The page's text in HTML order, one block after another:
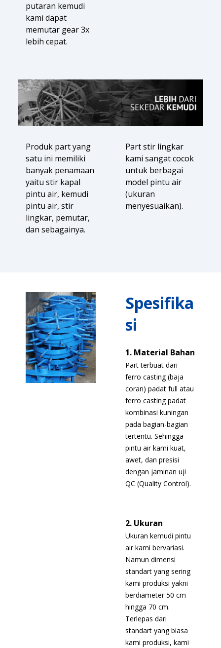
putaran kemudi
kami dapat
memutar gear 3x
lebih cepat.
Produk part yang
satu ini memiliki
banyak penamaan
yaitu stir kapal
pintu air, kemudi
pintu air, stir
lingkar, pemutar,
dan sebagainya.
Part stir lingkar
kami sangat cocok
untuk berbagai
model pintu air
(ukuran
menyesuaikan).
Spesifika
si
1. Material Bahan
Part terbuat dari
ferro casting (baja
coran) padat full atau
ferro casting padat
kombinasi kuningan
pada bagian-bagian
tertentu. Sehingga
pintu air kami kuat,
awet, dan presisi
dengan jaminan uji
QC (Quality Control).
2. Ukuran
Ukuran kemudi pintu
air kami bervariasi.
Namun dimensi
standart yang sering
kami produksi yakni
berdiameter 50 cm
hingga 70 cm.
Terlepas dari
standart yang biasa
kami produksi, kami